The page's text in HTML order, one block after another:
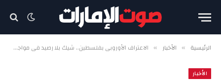
الرئيسية » الأخبار » الاعتراف الأوروبي بفلسطين.. شيك بلا رصيد في مواجهة الفيتو الأميركي
الأخبار